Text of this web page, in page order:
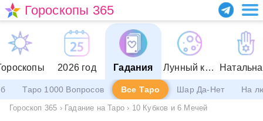
Гороскопы 365
2026 год Гадания Лунный календарь
Таро 1000 Вопросов Все Таро Шар Да-Нет На
Гороскоп 365 › Гадание на Таро › 10 Кубков и 6 Мечей